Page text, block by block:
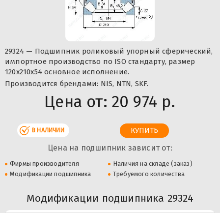
29324 — Подшипник роликовый упорный сферический,
импортное производство по ISO стандарту, размер
120x210x54 основное исполнение.
Производится брендами: NIS, NTN, SKF.
Цена от: 20 974 р.
В НАЛИЧИИ
Цена на подшипник зависит от:
Фирмы производителя
Наличия на складе (заказ)
Модификации подшипника
Требуемого количества
Модификации подшипника 29324